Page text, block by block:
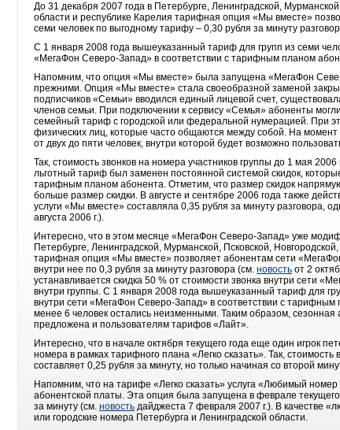
До 31 декабря 2007 года в Петербурге, Ленинградской,
области и республике Карелия тарифная опция «Мы вместе»
семи человек по выгодному тарифу – 0,30 рубля за минуту
С 1 января 2008 года вышеуказанный тариф для групп из семи
«МегаФон Северо-Запад» в соответствии с тарифным планом
Напомним, что опция «Мы вместе» была запущена «МегаФон
прежними. Опция «Мы вместе» стала своеобразной заменой
подписчиков «Семьи» вводился единый лицевой счет,
членов семьи. При подключении к сервису «Семья» абоненты
семейный тариф с городской или федеральной нумерацией. При
физических лиц, которые часто общаются между собой. На
от двух до пяти человек, внутри которой будет возможно
Так, стоимость звонков на номера участников группы до 1 мая
льготный тариф был заменен постоянной системой скидок,
тарифным планом абонента. Отметим, что размер скидок
больше размер скидки. В августе и сентябре 2006 года также
услуги «Мы вместе» составляла 0,35 рубля за минуту разговора,
августа 2006 г.).
Интересно, что в этом месяце «МегаФон Северо-Запад» уже
Петербурге, Ленинградской, Мурманской, Псковской,
тарифная опция «Мы вместе» позволяет абонентам сети
внутри нее по 0,3 рубля за минуту разговора (см. новость от 2
устанавливается скидка 50 % от стоимости звонка внутри сети
внутри группы. С 1 января 2008 года вышеуказанный тариф для
внутри сети «МегаФон Северо-Запад» в соответствии с
менее 6 человек остались неизменными. Таким образом,
предложена и пользователям тарифов «Лайт».
Интересно, что в начале октября текущего года еще один игрок
номера в рамках тарифного плана «Легко сказать». Так,
составляет 0,25 рубля за минуту, но только начиная со второй
Напомним, что на тарифе «Легко сказать» услуга «Любимый
абонентской платы. Эта опция была запущена в феврале
за минуту (см. новость дайджеста 7 февраля 2007 г.). В качестве
или городские номера Петербурга и Ленинградской области.